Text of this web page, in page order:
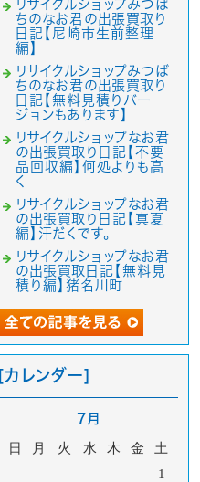
リサイクルショップみつば
ちのなお君の出張買取り
日記【尼崎市生前整理
編】
リサイクルショップみつば
ちのなお君の出張買取り
日記【無料見積りバー
ジョンもあります】
リサイクルショップなお君
の出張買取り日記【不要
品回収編】何処よりも高
く
リサイクルショップなお君
の出張買取り日記【真夏
編】汗だくです。
リサイクルショップなお君
の出張買取日記【無料見
積り編】猪名川町
[カレンダー]
7月
日 月 火 水 木 金
土
1